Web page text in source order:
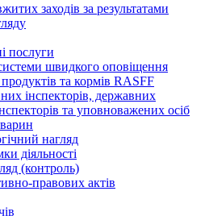
заходів за результатами
послуги
швидкого оповіщення
та кормів RASFF
інспекторів, державних
та уповноважених осіб
нагляд
діяльності
(контроль)
правових актів